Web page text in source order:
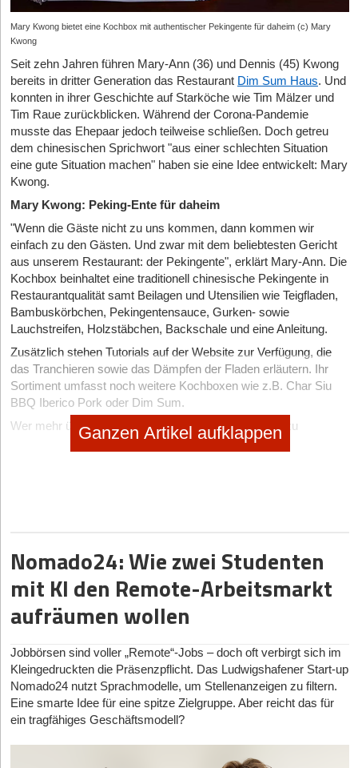
Mary Kwong bietet eine Kochbox mit authentischer Pekingente für daheim (c) Mary
Kwong
Seit zehn Jahren führen Mary-Ann (36) und Dennis (45) Kwong
bereits in dritter Generation das Restaurant Dim Sum Haus. Und
konnten in ihrer Geschichte auf Starköche wie Tim Mälzer und
Tim Raue zurückblicken. Während der Corona-Pandemie
musste das Ehepaar jedoch teilweise schließen. Doch getreu
dem chinesischen Sprichwort "aus einer schlechten Situation
eine gute Situation machen" haben sie eine Idee entwickelt: Mary
Kwong.
Mary Kwong: Peking-Ente für daheim
"Wenn die Gäste nicht zu uns kommen, dann kommen wir
einfach zu den Gästen. Und zwar mit dem beliebtesten Gericht
aus unserem Restaurant: der Pekingente", erklärt Mary-Ann. Die
Kochbox beinhaltet eine traditionell chinesische Pekingente in
Restaurantqualität samt Beilagen und Utensilien wie Teigfladen,
Bambuskörbchen, Pekingentensauce, Gurken- sowie
Lauchstreifen, Holzstäbchen, Backschale und eine Anleitung.
Zusätzlich stehen Tutorials auf der Website zur Verfügung, die
das Tranchieren sowie das Dämpfen der Fladen erläutern. Ihr
Sortiment umfasst noch weitere Kochboxen wie z.B. Char Siu
BBQ Iberico Pork oder Dim Sum.
Wer mehr über Mary Kwong erfahren möchte, hat dazu
kommenden Montag, den 03.04., in derHöhle der Löwen
Dann melden Sie sich kostenlos für unserenNewsletteran, um
exklusive Inhalte zu erhalten.
Ganzen Artikel aufklappen
Nomado24: Wie zwei Studenten
mit KI den Remote-Arbeitsmarkt
aufräumen wollen
Jobbörsen sind voller „Remote“-Jobs – doch oft verbirgt sich im
Kleingedruckten die Präsenzpflicht. Das Ludwigshafener Start-up
Nomado24 nutzt Sprachmodelle, um Stellenanzeigen zu filtern.
Eine smarte Idee für eine spitze Zielgruppe. Aber reicht das für
ein tragfähiges Geschäftsmodell?